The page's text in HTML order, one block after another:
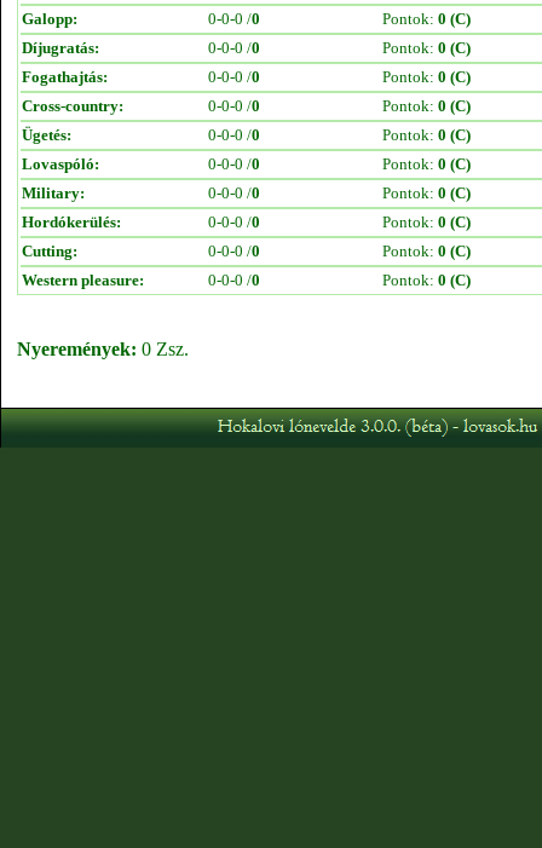
Galopp:
0-0-0 /0 Pontok: 0 (C)
Díjugratás:
0-0-0 /0 Pontok: 0 (C)
Fogathajtás:
0-0-0 /0 Pontok: 0 (C)
Cross-country:
0-0-0 /0 Pontok: 0 (C)
Ügetés:
0-0-0 /0 Pontok: 0 (C)
Lovaspóló:
0-0-0 /0 Pontok: 0 (C)
Military:
0-0-0 /0 Pontok: 0 (C)
Hordókerülés:
0-0-0 /0 Pontok: 0 (C)
Cutting:
0-0-0 /0 Pontok: 0 (C)
Western pleasure:
0-0-0 /0 Pontok: 0 (C)
Nyeremények: 0 Zsz.